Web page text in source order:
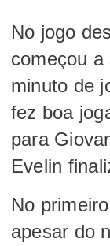
No jogo
começou
minuto de
fez boa
para
Evelin
No
apesar do